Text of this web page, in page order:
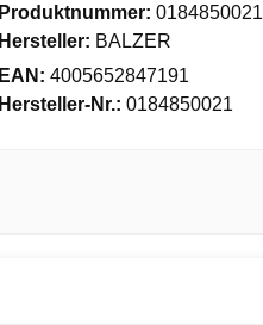
Produktnummer: 0184850021
Hersteller: BALZER
EAN: 4005652847191
Hersteller-Nr.: 0184850021